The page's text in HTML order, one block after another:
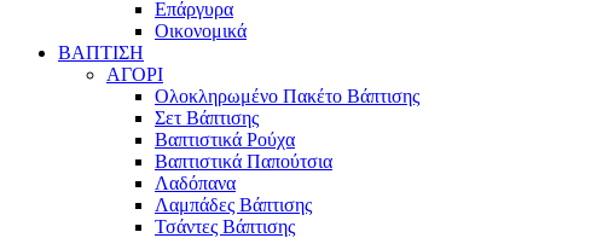
Επάργυρα
Οικονομικά
ΒΑΠΤΙΣΗ
ΑΓΟΡΙ
Ολοκληρωμένο Πακέτο Βάπτισης
Σετ Βάπτισης
Βαπτιστικά Ρούχα
Βαπτιστικά Παπούτσια
Λαδόπανα
Λαμπάδες Βάπτισης
Τσάντες Βάπτισης